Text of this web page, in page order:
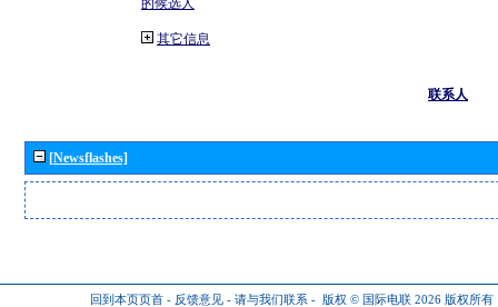
其它信息
联系人
[Newsflashes]
回到本页页首 - 反馈意见 - 请与我们联系 - 版权 © 国际电联 2026 版权所有